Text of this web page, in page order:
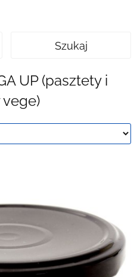
Szukaj
UP (pasztety i